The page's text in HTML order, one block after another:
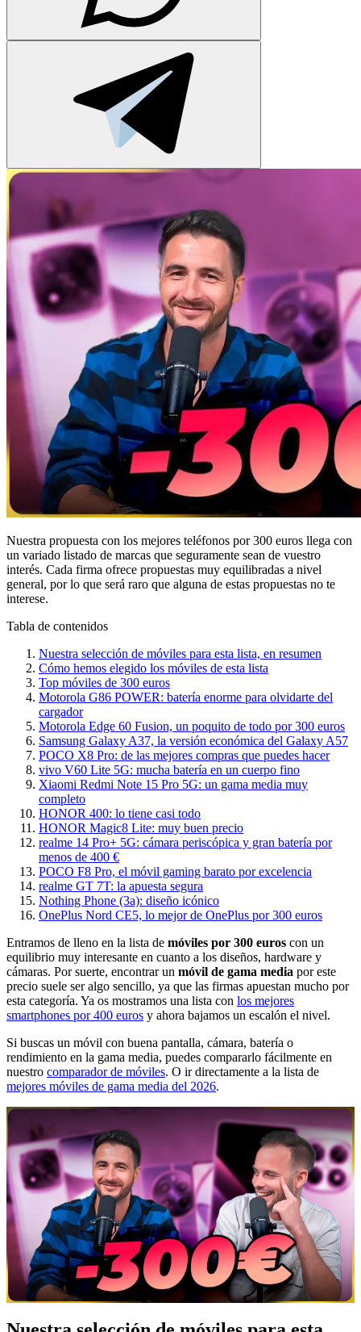
Nuestra propuesta con los mejores teléfonos por 300 euros llega con
un variado listado de marcas que seguramente sean de vuestro
interés. Cada firma ofrece propuestas muy equilibradas a nivel
general, por lo que será raro que alguna de estas propuestas no te
interese.
Tabla de contenidos
Nuestra selección de móviles para esta lista, en resumen
Cómo hemos elegido los móviles de esta lista
Top móviles de 300 euros
Motorola G86 POWER: batería enorme para olvidarte del
cargador
Motorola Edge 60 Fusion, un poquito de todo por 300 euros
Samsung Galaxy A37, la versión económica del Galaxy A57
POCO X8 Pro: de las mejores compras que puedes hacer
vivo V60 Lite 5G: mucha batería en un cuerpo fino
Xiaomi Redmi Note 15 Pro 5G: un gama media muy
completo
HONOR 400: lo tiene casi todo
HONOR Magic8 Lite: muy buen precio
realme 14 Pro+ 5G: cámara periscópica y gran batería por
menos de 400 €
POCO F8 Pro, el móvil gaming barato por excelencia
realme GT 7T: la apuesta segura
Nothing Phone (3a): diseño icónico
OnePlus Nord CE5, lo mejor de OnePlus por 300 euros
Entramos de lleno en la lista de móviles por 300 euros con un
equilibrio muy interesante en cuanto a los diseños, hardware y
cámaras. Por suerte, encontrar un móvil de gama media por este
precio suele ser algo sencillo, ya que las firmas apuestan mucho por
esta categoría. Ya os mostramos una lista con los mejores
smartphones por 400 euros y ahora bajamos un escalón el nivel.
Si buscas un móvil con buena pantalla, cámara, batería o
rendimiento en la gama media, puedes compararlo fácilmente en
nuestro comparador de móviles. O ir directamente a la lista de
mejores móviles de gama media del 2026.